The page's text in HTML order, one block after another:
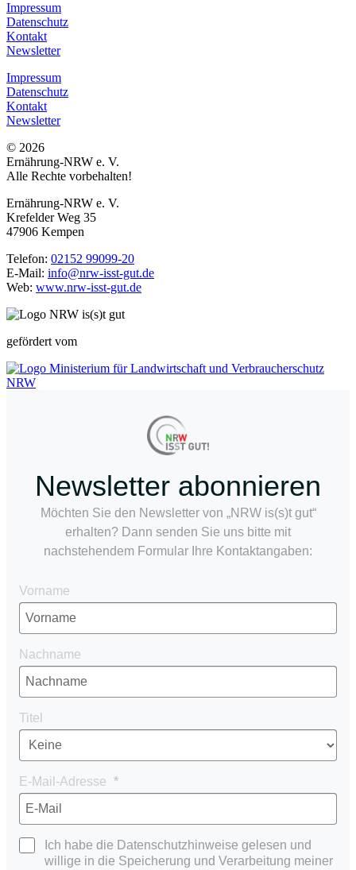
Impressum
Datenschutz
Kontakt
Newsletter
Impressum
Datenschutz
Kontakt
Newsletter
© 2026
Ernährung-NRW e. V.
Alle Rechte vorbehalten!
Ernährung-NRW e. V.
Krefelder Weg 35
47906 Kempen
Telefon: 02152 99099-20
E-Mail: info@nrw-isst-gut.de
Web: www.nrw-isst-gut.de
gefördert vom
Newsletter abonnieren
Möchten Sie den Newsletter von „NRW is(s)t gut“
erhalten? Dann senden Sie uns bitte mit
nachstehendem Formular Ihre Kontaktangaben:
Vorname
Nachname
Titel
E-Mail-Adresse
Ich habe die Datenschutzhinweise gelesen und
willige in die Speicherung und Verarbeitung meiner